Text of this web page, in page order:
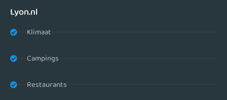
Lyon.nl
Klimaat
Campings
Restaurants